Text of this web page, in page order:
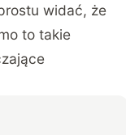
widać, że
to takie